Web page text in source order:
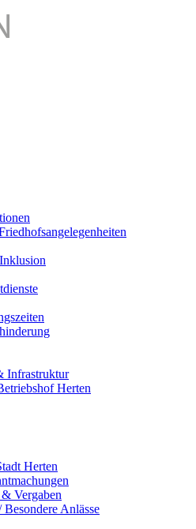
Infrastruktur
Herten
Herten
Vergaben
Anlässe